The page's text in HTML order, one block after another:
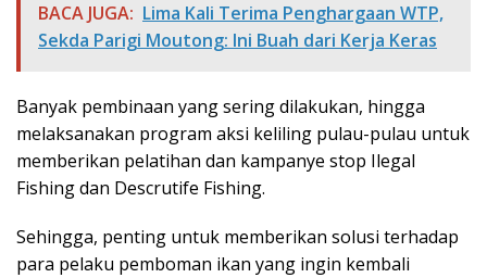
BACA JUGA: Lima Kali Terima Penghargaan WTP,
Sekda Parigi Moutong: Ini Buah dari Kerja Keras
Banyak pembinaan yang sering dilakukan, hingga
melaksanakan program aksi keliling pulau-pulau untuk
memberikan pelatihan dan kampanye stop Ilegal
Fishing dan Descrutife Fishing.
Sehingga, penting untuk memberikan solusi terhadap
para pelaku pemboman ikan yang ingin kembali